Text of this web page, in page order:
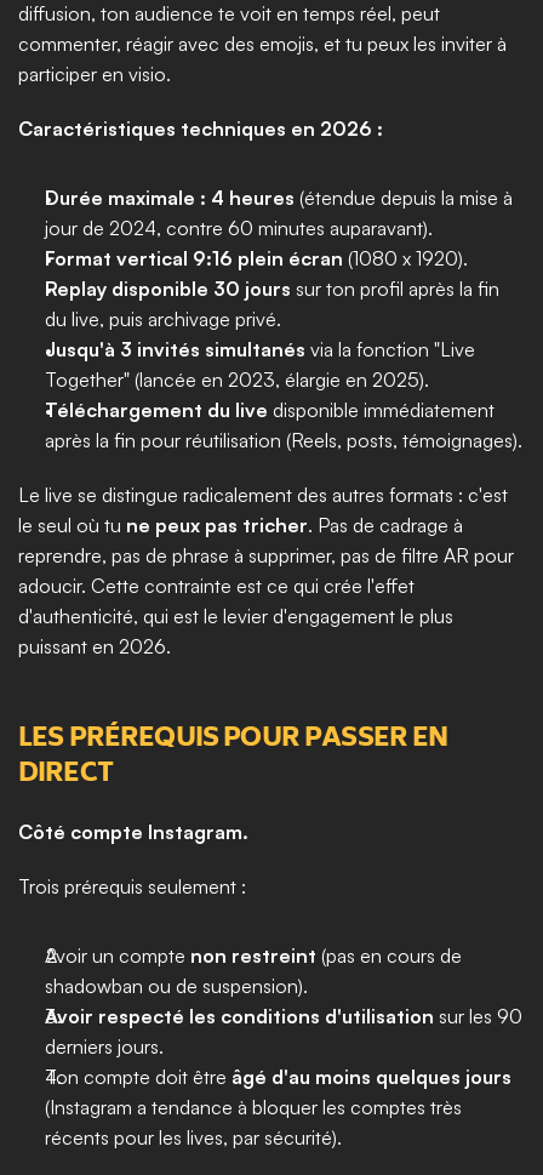
diffusion, ton audience te voit en temps réel, peut
commenter, réagir avec des emojis, et tu peux les inviter à
participer en visio.
Caractéristiques techniques en 2026 :
Durée maximale : 4 heures (étendue depuis la mise à
jour de 2024, contre 60 minutes auparavant).
Format vertical 9:16 plein écran (1080 x 1920).
Replay disponible 30 jours sur ton profil après la fin
du live, puis archivage privé.
Jusqu'à 3 invités simultanés via la fonction "Live
Together" (lancée en 2023, élargie en 2025).
Téléchargement du live disponible immédiatement
après la fin pour réutilisation (Reels, posts, témoignages).
Le live se distingue radicalement des autres formats : c'est
le seul où tu ne peux pas tricher. Pas de cadrage à
reprendre, pas de phrase à supprimer, pas de filtre AR pour
adoucir. Cette contrainte est ce qui crée l'effet
d'authenticité, qui est le levier d'engagement le plus
puissant en 2026.
LES PRÉREQUIS POUR PASSER EN
DIRECT
Côté compte Instagram.
Trois prérequis seulement :
Avoir un compte non restreint (pas en cours de
shadowban ou de suspension).
Avoir respecté les conditions d'utilisation sur les 90
derniers jours.
Ton compte doit être âgé d'au moins quelques jours
(Instagram a tendance à bloquer les comptes très
récents pour les lives, par sécurité).